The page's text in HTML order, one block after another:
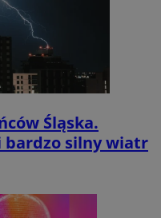
Śląska.
bardzo silny wiatr